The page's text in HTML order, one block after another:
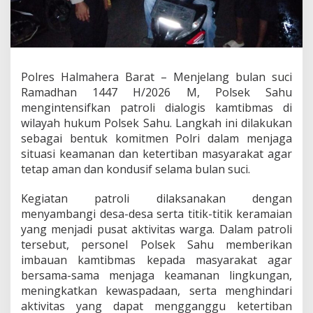
s
e
k
S
u
H
a
d
r
J
a
a
m
t
i
m
a
Polres Halmahera Barat – Menjelang bulan suci
Ramadhan 1447 H/2026 M, Polsek Sahu
mengintensifkan patroli dialogis kamtibmas di
wilayah hukum Polsek Sahu. Langkah ini dilakukan
sebagai bentuk komitmen Polri dalam menjaga
situasi keamanan dan ketertiban masyarakat agar
tetap aman dan kondusif selama bulan suci.
Kegiatan patroli dilaksanakan dengan
menyambangi desa-desa serta titik-titik keramaian
yang menjadi pusat aktivitas warga. Dalam patroli
tersebut, personel Polsek Sahu memberikan
imbauan kamtibmas kepada masyarakat agar
bersama-sama menjaga keamanan lingkungan,
meningkatkan kewaspadaan, serta menghindari
aktivitas yang dapat mengganggu ketertiban